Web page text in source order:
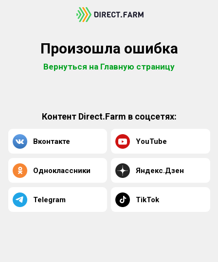
Произошла ошибка
Вернуться на Главную страницу
Контент Direct.Farm в соцсетях:
Вконтакте YouTube
Одноклассники Яндекс.Дзен
Telegram TikTok